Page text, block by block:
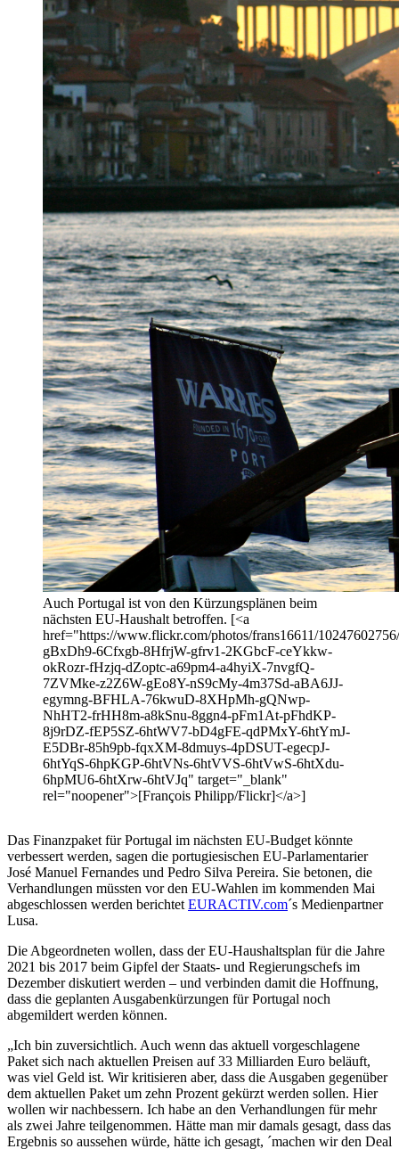
Auch Portugal ist von den Kürzungsplänen beim
nächsten EU-Haushalt betroffen. [<a
href="https://www.flickr.com/photos/frans16611/
gBxDh9-6Cfxgb-8HfrjW-gfrv1-2KGbcF-ceYkkw-
okRozr-fHzjq-dZoptc-a69pm4-a4hyiX-7nvgfQ-
7ZVMke-z2Z6W-gEo8Y-nS9cMy-4m37Sd-aBA6JJ-
egymng-BFHLA-76kwuD-8XHpMh-gQNwp-
NhHT2-frHH8m-a8kSnu-8ggn4-pFm1At-pFhdKP-
8j9rDZ-fEP5SZ-6htWV7-bD4gFE-qdPMxY-6htYmJ-
E5DBr-85h9pb-fqxXM-8dmuys-4pDSUT-egecpJ-
6htYqS-6hpKGP-6htVNs-6htVVS-6htVwS-6htXdu-
6hpMU6-6htXrw-6htVJq" target="_blank"
rel="noopener">[François Philipp/Flickr]</a>]
Das Finanzpaket für Portugal im nächsten EU-Budget könnte
verbessert werden, sagen die portugiesischen EU-Parlamentarier
José Manuel Fernandes und Pedro Silva Pereira. Sie betonen, die
Verhandlungen müssten vor den EU-Wahlen im kommenden Mai
abgeschlossen werden berichtet EURACTIV.com´s Medienpartner
Lusa.
Die Abgeordneten wollen, dass der EU-Haushaltsplan für die Jahre
2021 bis 2017 beim Gipfel der Staats- und Regierungschefs im
Dezember diskutiert werden – und verbinden damit die Hoffnung,
dass die geplanten Ausgabenkürzungen für Portugal noch
abgemildert werden können.
„Ich bin zuversichtlich. Auch wenn das aktuell vorgeschlagene
Paket sich nach aktuellen Preisen auf 33 Milliarden Euro beläuft,
was viel Geld ist. Wir kritisieren aber, dass die Ausgaben gegenüber
dem aktuellen Paket um zehn Prozent gekürzt werden sollen. Hier
wollen wir nachbessern. Ich habe an den Verhandlungen für mehr
als zwei Jahre teilgenommen. Hätte man mir damals gesagt, dass das
Ergebnis so aussehen würde, hätte ich gesagt, ´machen wir den Deal